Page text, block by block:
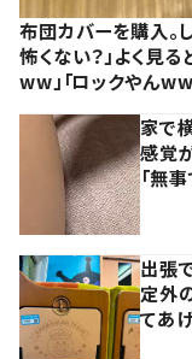
布団カバーを購入。
怖くない？」よく見
ww」「ロックやん
家で
感覚
「無
出張
定外
てあ